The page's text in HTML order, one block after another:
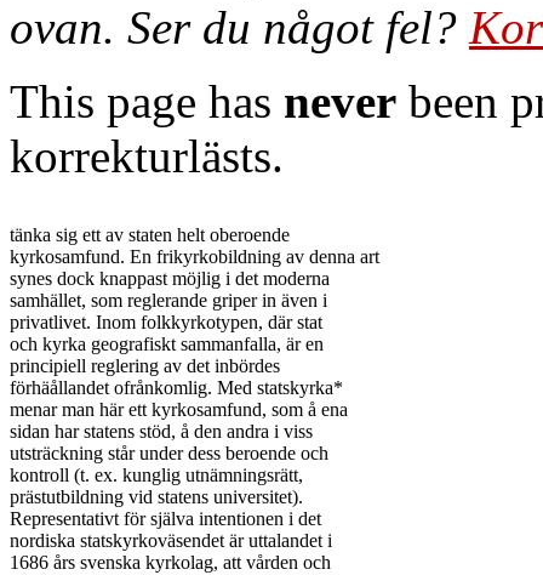
ovan. Ser du något fel?
This page has never been
korrekturlästs.
tänka sig ett av staten helt oberoende
kyrkosamfund. En frikyrkobildning av denna art
synes dock knappast möjlig i det moderna
samhället, som reglerande griper in även i
privatlivet. Inom folkkyrkotypen, där stat
och kyrka geografiskt sammanfalla, är en
principiell reglering av det inbördes
förhäållandet ofrånkomlig. Med statskyrka*
menar man här ett kyrkosamfund, som å ena
sidan har statens stöd, å den andra i viss
utsträckning står under dess beroende och
kontroll (t. ex. kunglig utnämningsrätt,
prästutbildning vid statens universitet).
Representativt för själva intentionen i det
nordiska statskyrkoväsendet är uttalandet i
1686 års svenska kyrkolag, att vården och